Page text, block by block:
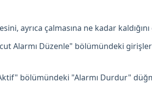
ayrıca çalmasına ne kadar
Alarmı Düzenle" bölümündeki
bölümündeki "Alarmı Durdur"